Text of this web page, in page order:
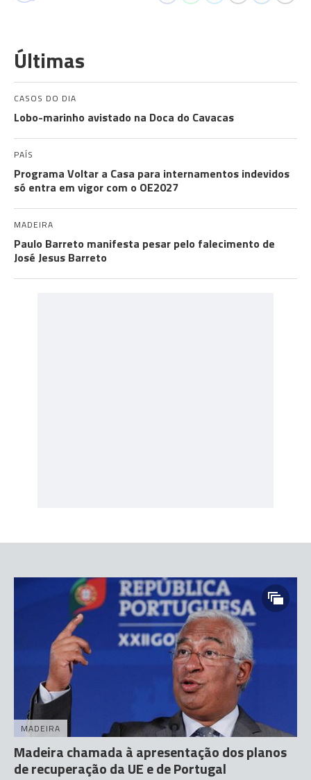
Últimas
CASOS DO DIA
Lobo-marinho avistado na Doca do Cavacas
PAÍS
Programa Voltar a Casa para internamentos indevidos
só entra em vigor com o OE2027
MADEIRA
Paulo Barreto manifesta pesar pelo falecimento de
José Jesus Barreto
MADEIRA
Madeira chamada à apresentação dos planos
de recuperação da UE e de Portugal